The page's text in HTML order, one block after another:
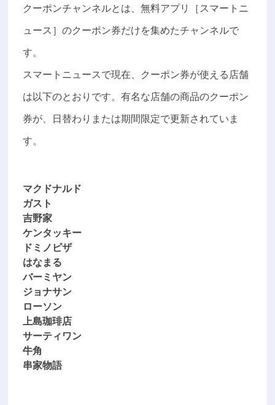
クーポンチャンネルとは、無料アプリ［スマートニ
ュース］のクーポン券だけを集めたチャンネルで
す。
スマートニュースで現在、クーポン券が使える店舗
は以下のとおりです。有名な店舗の商品のクーポン
券が、日替わりまたは期間限定で更新されていま
す。
マクドナルド
ガスト
吉野家
ケンタッキー
ドミノピザ
はなまる
バーミヤン
ジョナサン
ローソン
上島珈琲店
サーティワン
牛角
串家物語